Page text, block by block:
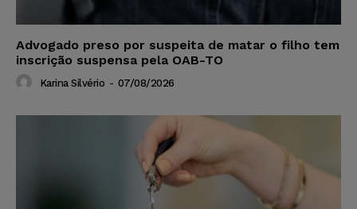
Advogado preso por suspeita de matar o filho tem
inscrição suspensa pela OAB-TO
Karina Silvério - 07/08/2026